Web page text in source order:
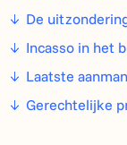
De
Incasso in het
Laatste
Gerechtelijke